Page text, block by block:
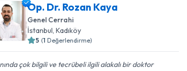
Op. Dr. Rozan Kaya
Genel Cerrahi
İstanbul, Kadıköy
5 (1 Değerlendirme)
çok bilgili ve tecrübeli ilgili alakalı bir doktor